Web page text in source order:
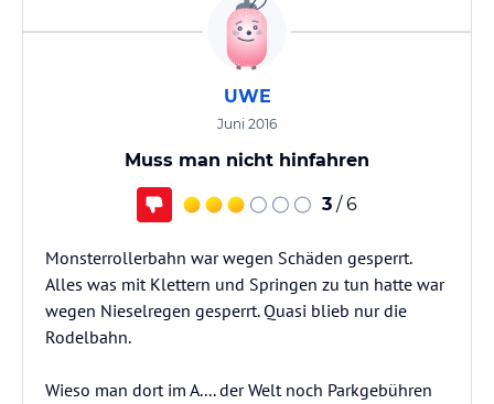
UWE
Juni 2016
Muss man nicht hinfahren
3 / 6
Monsterrollerbahn war wegen Schäden gesperrt.
Alles was mit Klettern und Springen zu tun hatte war
wegen Nieselregen gesperrt. Quasi blieb nur die
Rodelbahn.
Wieso man dort im A.... der Welt noch Parkgebühren